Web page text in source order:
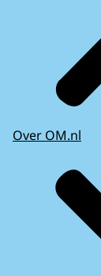
Over OM.nl